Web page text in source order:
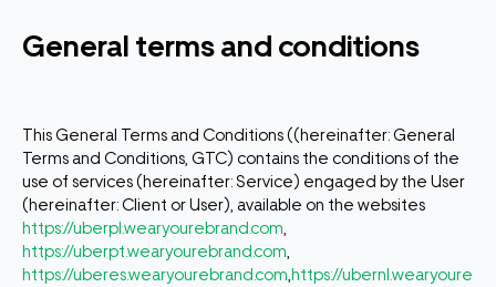
General terms and conditions
This General Terms and Conditions ((hereinafter: General
Terms and Conditions, GTC) contains the conditions of the
use of services (hereinafter: Service) engaged by the User
(hereinafter: Client or User), available on the websites
https://uberpl.wearyourebrand.com,
https://uberpt.wearyourebrand.com,
https://uberes.wearyourebrand.com,https://ubernl.wearyoure